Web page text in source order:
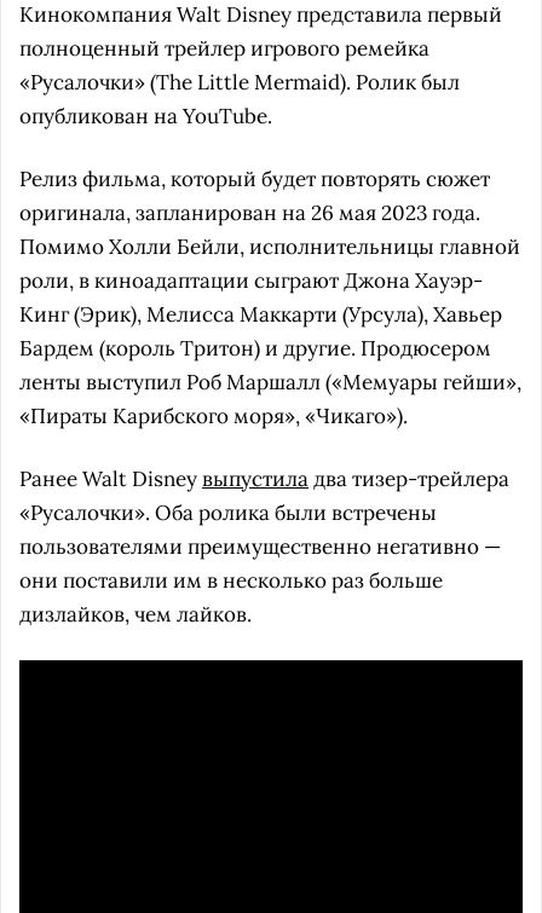
Кинокомпания Walt Disney представила первый
полноценный трейлер игрового ремейка
«Русалочки» (The Little Mermaid). Ролик был
опубликован на YouTube.
Релиз фильма, который будет повторять сюжет
оригинала, запланирован на 26 мая 2023 года.
Помимо Холли Бейли, исполнительницы главной
роли, в киноадаптации сыграют Джона Хауэр-
Кинг (Эрик), Мелисса Маккарти (Урсула), Хавьер
Бардем (король Тритон) и другие. Продюсером
ленты выступил Роб Маршалл («Мемуары гейши»,
«Пираты Карибского моря», «Чикаго»).
Ранее Walt Disneyвыпустиладва тизер-трейлера
«Русалочки». Оба ролика были встречены
пользователями преимущественно негативно —
они поставили им в несколько раз больше
дизлайков, чем лайков.